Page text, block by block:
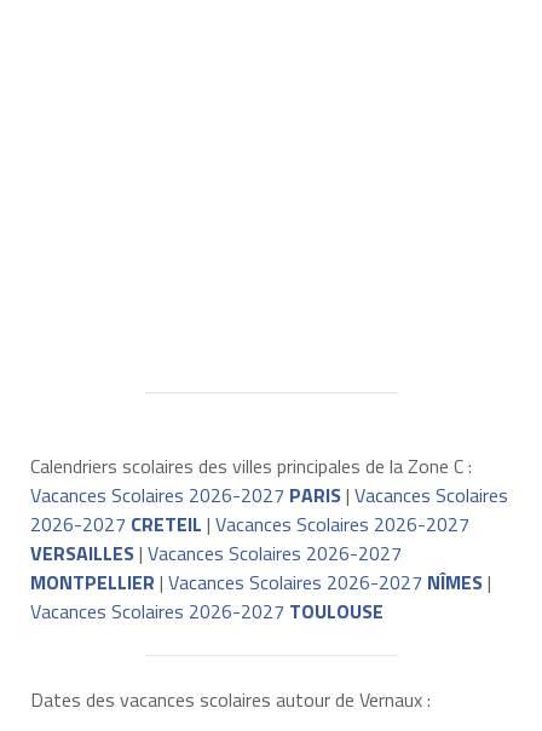
Calendriers scolaires des villes principales de la Zone C :
Vacances Scolaires 2026-2027 PARIS| Vacances Scolaires
2026-2027 CRETEIL | Vacances Scolaires 2026-2027
VERSAILLES| Vacances Scolaires 2026-2027
MONTPELLIER | Vacances Scolaires 2026-2027 NÎMES|
Vacances Scolaires 2026-2027 TOULOUSE
Dates des vacances scolaires autour de Vernaux :